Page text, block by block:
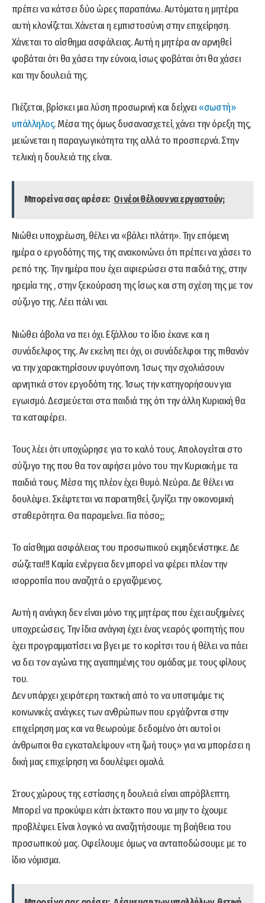
πρέπει να κάτσει δύο ώρες παραπάνω. Αυτόματα η μητέρα
αυτή κλονίζεται. Χάνεται η εμπιστοσύνη στην επιχείρηση.
Χάνεται το αίσθημα ασφάλειας. Αυτή η μητέρα αν αρνηθεί
φοβάται ότι θα χάσει την εύνοια, ίσως φοβάται ότι θα χάσει
και την δουλειά της.
Πιέζεται, βρίσκει μια λύση προσωρινή και δείχνει «σωστή»
υπάλληλος. Μέσα της όμως δυσανασχετεί, χάνει την όρεξη της,
μειώνεται η παραγωγικότητα της αλλά το προσπερνά. Στην
τελική η δουλειά της είναι.
Μπορεί να σας αρέσει: Οι νέοι θέλουν να εργαστούν;
Νιώθει υποχρέωση, θέλει να «βάλει πλάτη». Την επόμενη
ημέρα ο εργοδότης της, της ανακοινώνει ότι πρέπει να χάσει το
ρεπό της. Την ημέρα που έχει αφιερώσει στα παιδιά της, στην
ηρεμία της , στην ξεκούραση της ίσως και στη σχέση της με τον
σύζυγο της. Λέει πάλι ναι.
Νιώθει άβολα να πει όχι. Εξάλλου το ίδιο έκανε και η
συνάδελφος της. Αν εκείνη πει όχι, οι συνάδελφοι της πιθανόν
να την χαρακτηρίσουν φυγόπονη. Ίσως την σχολιάσουν
αρνητικά στον εργοδότη της. Ίσως την κατηγορήσουν για
εγωισμό. Δεσμεύεται στα παιδιά της ότι την άλλη Κυριακή θα
τα καταφέρει.
Τους λέει ότι υποχώρησε για το καλό τους. Απολογείται στο
σύζυγο της που θα τον αφήσει μόνο του την Κυριακή με τα
παιδιά τους. Μέσα της πλέον έχει θυμό. Νεύρα. Δε θέλει να
δουλέψει. Σκέφτεται να παραιτηθεί, ζυγίζει την οικονομική
σταθερότητα. Θα παραμείνει. Για πόσο;;;
Το αίσθημα ασφάλειας του προσωπικού εκμηδενίστηκε. Δε
σώζεται!!! Καμία ενέργεια δεν μπορεί να φέρει πλέον την
ισορροπία που αναζητά ο εργαζόμενος.
Αυτή η ανάγκη δεν είναι μόνο της μητέρας που έχει αυξημένες
υποχρεώσεις. Την ίδια ανάγκη έχει ένας νεαρός φοιτητής που
έχει προγραμματίσει να βγει με το κορίτσι του ή θέλει να πάει
να δει τον αγώνα της αγαπημένης του ομάδας με τους φίλους
του.
Δεν υπάρχει χειρότερη τακτική από το να υποτιμάμε τις
κοινωνικές ανάγκες των ανθρώπων που εργάζονται στην
επιχείρηση μας και να θεωρούμε δεδομένο ότι αυτοί οι
άνθρωποι θα εγκαταλείψουν «τη ζωή τους» για να μπορέσει η
δική μας επιχείρηση να δουλέψει ομαλά.
Στους χώρους της εστίασης η δουλειά είναι απρόβλεπτη.
Μπορεί να προκύψει κάτι έκτακτο που να μην το έχουμε
προβλέψει. Είναι λογικό να αναζητήσουμε τη βοήθεια του
προσωπικού μας. Οφείλουμε όμως να ανταποδώσουμε με το
ίδιο νόμισμα.